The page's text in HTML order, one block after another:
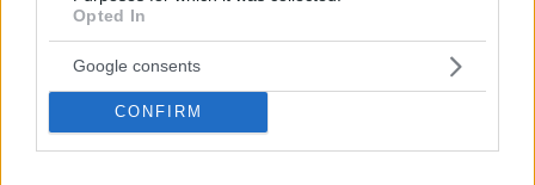
Opted In
Google consents
CONFIRM
viviendo. Contamos con una carta de servicios
que pueden ayudarte a aminorar las cargas de
trabajo en tu negocio o empresa para que
puedas ofrecer a tus clientes la seguridad y el
apoyo que merecen. Llega la transformación